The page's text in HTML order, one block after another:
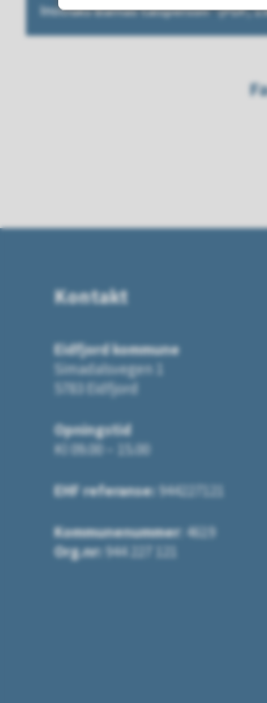
Instruks Barnas talsperson (PDF,
Kontakt
Eidfjord kommune
Simadalsvegen 1
5783 Eidfjord
Opningstid
Kl 09.00 – 15.00
EHF referanse: 944227121
Kommunenummer: 4619
Org.nr: 944 227 121